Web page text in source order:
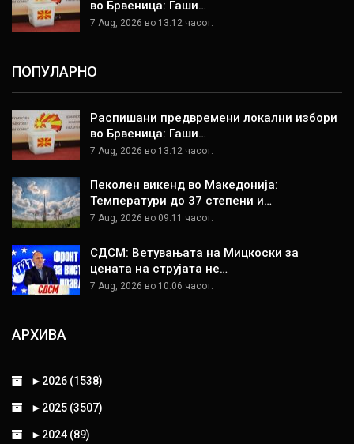
во Брвеница: Гаши…
7 Aug, 2026 во 13:12 часот.
ПОПУЛАРНО
Распишани предвремени локални избори
во Брвеница: Гаши…
7 Aug, 2026 во 13:12 часот.
Пеколен викенд во Македонија:
Температури до 37 степени и…
7 Aug, 2026 во 09:11 часот.
СДСМ: Ветувањата на Мицкоски за
цената на струјата не…
7 Aug, 2026 во 10:06 часот.
АРХИВА
► 2026 (1538)
► 2025 (3507)
► 2024 (89)